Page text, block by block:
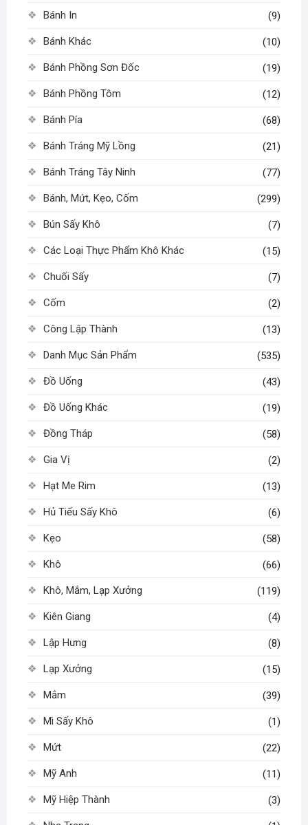
trang
sản
phẩm
Bánh In (9)
Bánh Khác (10)
Bánh Phồng Sơn Đốc (19)
Bánh Phồng Tôm (12)
Bánh Pía (68)
Bánh Tráng Mỹ Lồng (21)
Bánh Tráng Tây Ninh (77)
Bánh, Mứt, Kẹo, Cốm (299)
Bún Sấy Khô (7)
Các Loại Thực Phẩm Khô Khác (15)
Chuối Sấy (7)
Cốm (2)
Công Lập Thành (13)
Danh Mục Sản Phẩm (535)
Đồ Uống (43)
Đồ Uống Khác (19)
Đồng Tháp (58)
Gia Vị (2)
Hạt Me Rim (13)
Hủ Tiếu Sấy Khô (6)
Kẹo (58)
Khô (66)
Khô, Mắm, Lạp Xưởng (119)
Kiên Giang (4)
Lập Hưng (8)
Lạp Xưởng (15)
Mắm (39)
Mì Sấy Khô (1)
Mứt (22)
Mỹ Anh (11)
Mỹ Hiệp Thành (3)